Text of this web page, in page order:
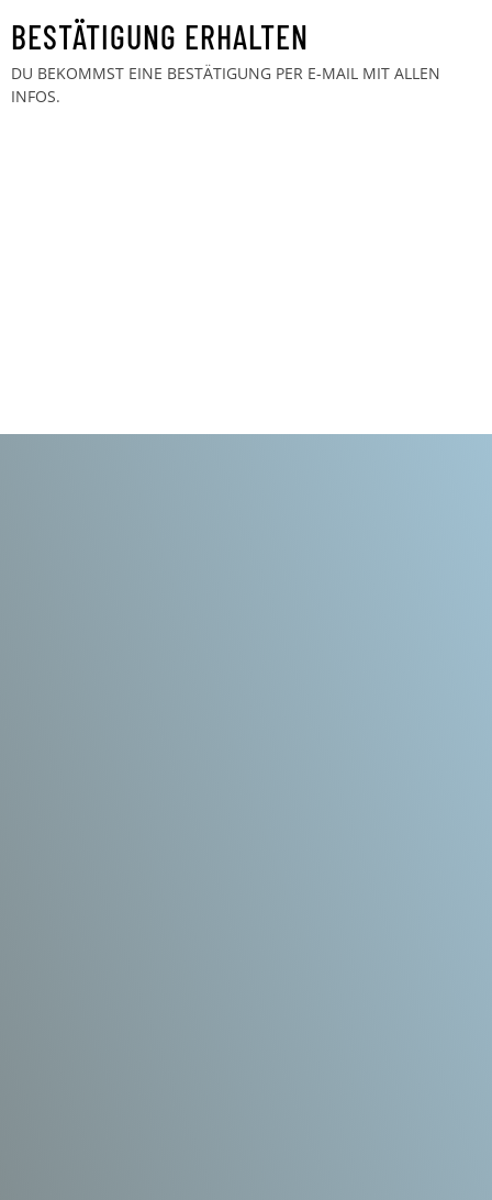
BESTÄTIGUNG ERHALTEN
DU BEKOMMST EINE BESTÄTIGUNG PER E-MAIL MIT ALLEN
INFOS.